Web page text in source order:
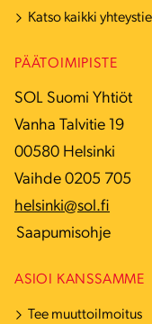
Katso kaikki
PÄÄTOIMIPISTE
SOL Suomi Yhtiöt
Vanha Talvitie 19
00580 Helsinki
Vaihde 0205 705
helsinki@sol.fi
Saapumisohje
ASIOI KANSSAMME
Tee muuttoilmoitus